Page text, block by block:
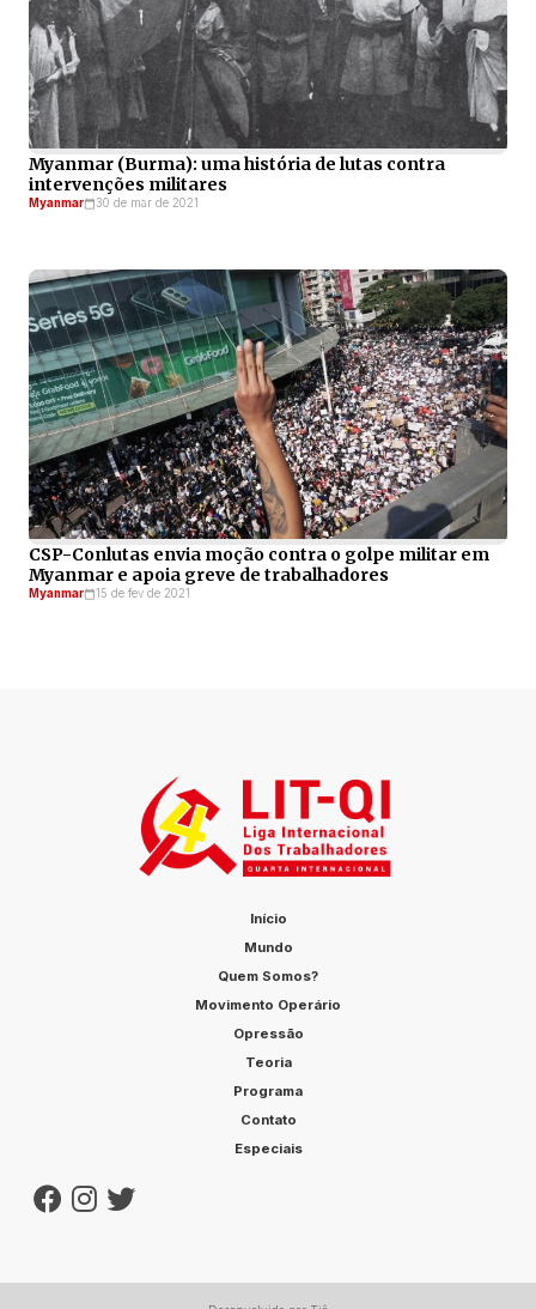
Myanmar (Burma): uma história de lutas contra
intervenções militares
Myanmar 30 de mar de 2021
CSP-Conlutas envia moção contra o golpe militar em
Myanmar e apoia greve de trabalhadores
Myanmar 15 de fev de 2021
Início
Mundo
Quem Somos?
Movimento Operário
Opressão
Teoria
Programa
Contato
Especiais